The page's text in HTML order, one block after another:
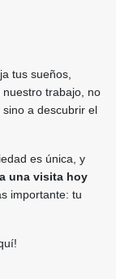
tus sueños,
trabajo, no
a descubrir el
es única, y
una visita hoy
importante: tu